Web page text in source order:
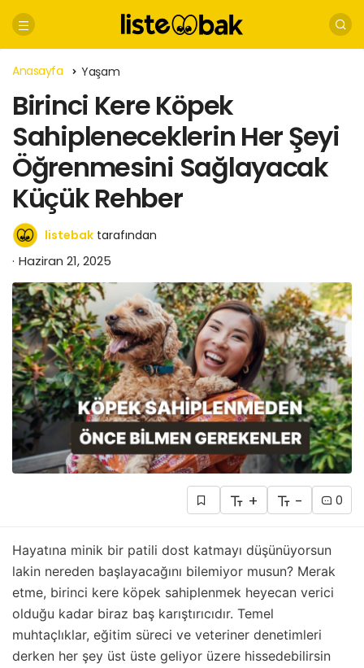
Anasayfa Yaşam
Birinci Kere Köpek
Sahipleneceklerin Her Şeyi
Öğrenmesini Sağlayacak
Küçük Rehber
listebak tarafından
Haziran 21, 2025
+ - 0
Hayatına minik bir patili dost katmayı düşünüyorsun
lakin nereden başlayacağını bilemiyor musun? Merak
etme, birinci kere köpek sahiplenmek heyecan verici
olduğu kadar biraz baş karıştırıcıdır. Temel
muhtaçlıklar, eğitim süreci ve veteriner denetimleri
derken her şey üst üste geliyor üzere hissedebilirsin